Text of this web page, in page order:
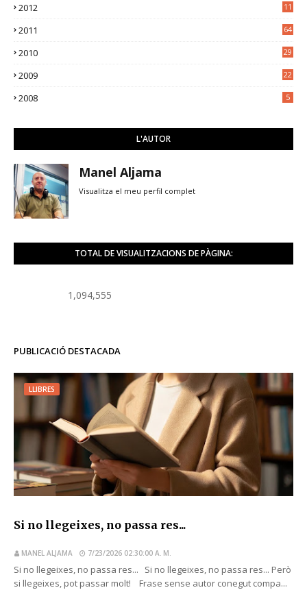
2012
11
2011 64
2010 29
2009 22
2008 5
L'AUTOR
Manel Aljama
Visualitza el meu perfil complet
TOTAL DE VISUALITZACIONS DE PÀGINA:
1,094,555
PUBLICACIÓ DESTACADA
LLIBRES
Si no llegeixes, no passa res...
MANEL ALJAMA 7/23/2026 02:30:00 A. M.
Si no llegeixes, no passa res... Si no llegeixes, no passa res... Però
si llegeixes, pot passar molt! Frase sense autor conegut compa...